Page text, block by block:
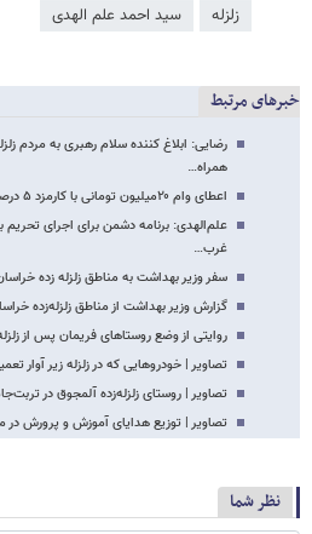
زلزله سید احمد علم الهدی
خبرهای مرتبط
رضایی: ابلاغ کننده سلام رهبری به مردم
همراه…
اعطای وام ۲۰میلیون تومانی با کارمزد ۵ درصد برای آسیب‌دیدگان زلزله
علم‌الهدی: برنامه دشمن برای اجرای تحریم
غرب…
سفر وزیر بهداشت به مناطق زلزله زده
گزارش وزیر بهداشت از مناطق‌ زلزله‌زده
روایتی از وضع روستاهای فریمان پس از زلزله ۶
تصاویر | خودروهایی که در زلزله زیر آوار
تصاویر | روستای زلزله‌زده آلمجوق در
تصاویر | توزیع هدایای آموزش و پرورش در
نظر شما